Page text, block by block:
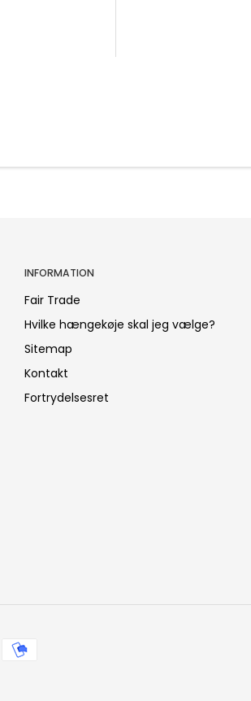
INFORMATION
Fair Trade
Hvilke hængekøje skal jeg vælge?
Sitemap
Kontakt
Fortrydelsesret